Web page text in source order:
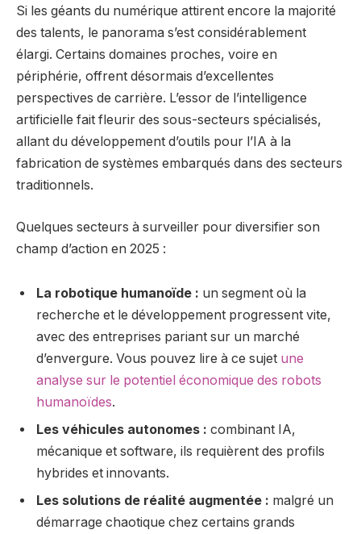
Si les géants du numérique attirent encore la majorité
des talents, le panorama s’est considérablement
élargi. Certains domaines proches, voire en
périphérie, offrent désormais d’excellentes
perspectives de carrière. L’essor de l’intelligence
artificielle fait fleurir des sous-secteurs spécialisés,
allant du développement d’outils pour l’IA à la
fabrication de systèmes embarqués dans des secteurs
traditionnels.
Quelques secteurs à surveiller pour diversifier son
champ d’action en 2025 :
La robotique humanoïde : un segment où la
recherche et le développement progressent vite,
avec des entreprises pariant sur un marché
d’envergure. Vous pouvez lire à ce sujet une
analyse sur le potentiel économique des robots
humanoïdes.
Les véhicules autonomes : combinant IA,
mécanique et software, ils requièrent des profils
hybrides et innovants.
Les solutions de réalité augmentée : malgré un
démarrage chaotique chez certains grands